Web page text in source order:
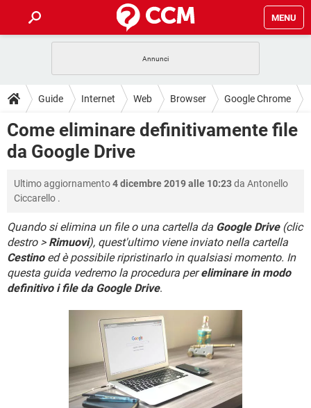
MENU
INTRATTENIMENTO ANDROID
iOS WINDOWS 10
INSTAGRAM
HARDWARE
GUIDE
COVID-19
INTRATTENIMENTO ANDROID
INSTAGRAM WHATSAPP
HARDWARE
DOWNLOAD
COVID-19
iOS
INSTAGRAM WHATSAPP
TIKTOK FACEBOOK
HARDWARE
FORUM
COVID-19 GAMING
iOS WINDOWS 10
INSTAGRAM WHATSAPP
TIKTOK FACEBOOK
GLOSSARIO
COVID-19 GAMING
INTRATTENIMENTO ANDROID
iOS WINDOWS 10
INSTAGRAM
FACEBOOK
Guide Internet Web Browser Google Chrome
Come eliminare definitivamente file
da Google Drive
Ultimo aggiornamento4 dicembre 2019 alle 10:23da Antonello
Ciccarello .
Quando si elimina un file o una cartella da Google Drive(clic
destro > Rimuovi), quest'ultimo viene inviato nella cartella
Cestinoed è possibile ripristinarlo in qualsiasi momento. In
questa guida vedremo la procedura pereliminare in modo
definitivo i file da Google Drive.